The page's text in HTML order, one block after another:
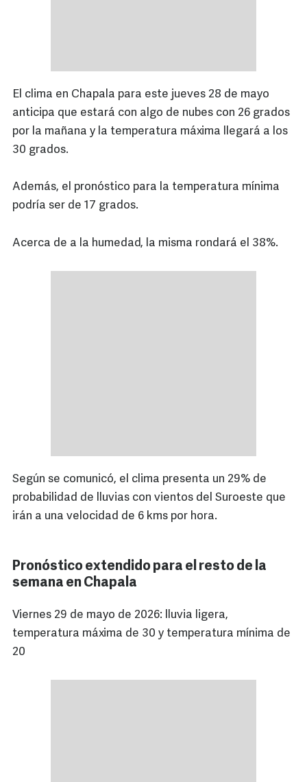
El clima en Chapala para este jueves 28 de mayo
anticipa que estará con algo de nubes con 26 grados
por la mañana y la temperatura máxima llegará a los
30 grados.
Además, el pronóstico para la temperatura mínima
podría ser de 17 grados.
Acerca de a la humedad, la misma rondará el 38%.
Según se comunicó, el clima presenta un 29% de
probabilidad de lluvias con vientos del Suroeste que
irán a una velocidad de 6 kms por hora.
Pronóstico extendido para el resto de la
semana en Chapala
Viernes 29 de mayo de 2026: lluvia ligera,
temperatura máxima de 30 y temperatura mínima de
20